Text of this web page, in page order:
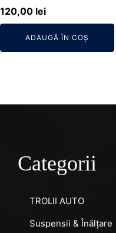
120,00 lei
ADAUGĂ ÎN COȘ
Categorii
TROLII AUTO
Suspensii & Înălțare